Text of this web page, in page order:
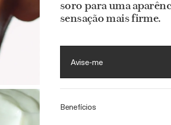
soro para uma
sensação mais firme.
Avise-me
Benefícios